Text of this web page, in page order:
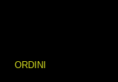
ORDINI